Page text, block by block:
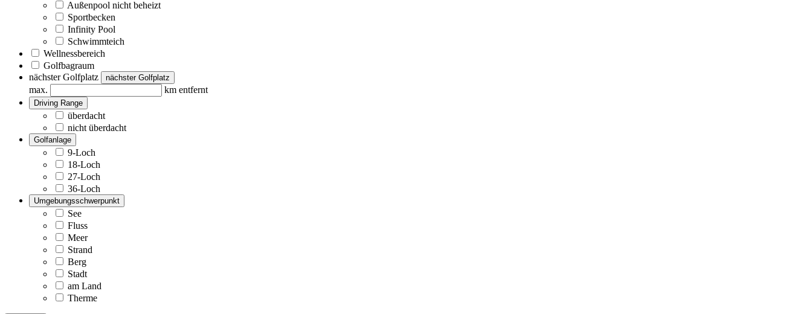
Außenpool nicht beheizt
Sportbecken
Infinity Pool
Schwimmteich
Wellnessbereich
Golfbagraum
nächster Golfplatz
nächster Golfplatz
max. km entfernt
Driving Range
überdacht
nicht überdacht
Golfanlage
9-Loch
18-Loch
27-Loch
36-Loch
Umgebungsschwerpunkt
See
Fluss
Meer
Strand
Berg
Stadt
am Land
Therme